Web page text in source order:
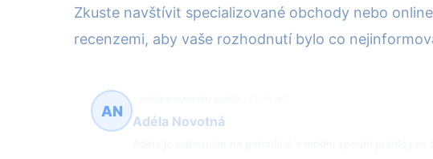
Zkuste navštívit specializované obchody nebo
recenzemi, aby vaše rozhodnutí bylo co
AN
Adéla Novotná